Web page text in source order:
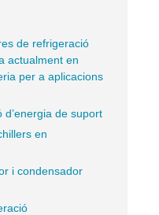
de refrigeració
actualment en
per a aplicacions
de suport
en
i condensador